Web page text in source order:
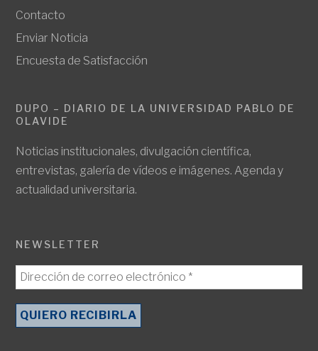
Contacto
Enviar Noticia
Encuesta de Satisfacción
DUPO – DIARIO DE LA UNIVERSIDAD PABLO DE
OLAVIDE
Noticias institucionales, divulgación científica,
entrevistas, galería de vídeos e imágenes. Agenda y
actualidad universitaria.
NEWSLETTER